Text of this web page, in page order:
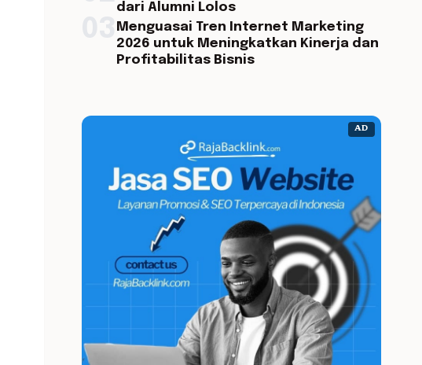
dari Alumni Lolos
Menguasai Tren Internet Marketing
2026 untuk Meningkatkan Kinerja dan
Profitabilitas Bisnis
AD